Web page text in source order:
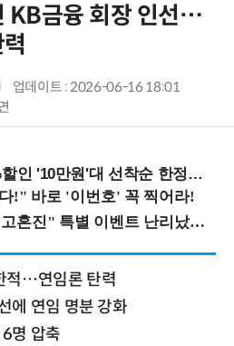
KB금융 회장 인선…
업데이트 : 2026-06-16 18:01
'10만원'대 선착순 한정판매!
적…연임론 탄력
에 연임 명분 강화
명 압축